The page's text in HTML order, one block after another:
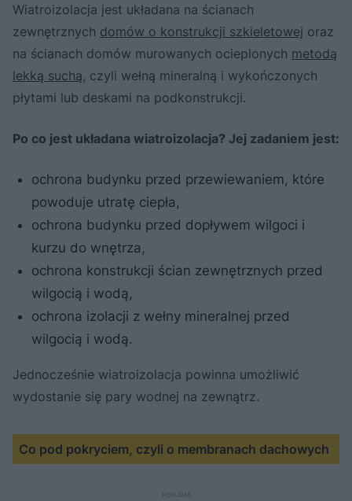
Wiatroizolacja jest układana na ścianach
zewnętrznych domów o konstrukcji szkieletowej oraz
na ścianach domów murowanych ocieplonych metodą
lekką suchą, czyli wełną mineralną i wykończonych
płytami lub deskami na podkonstrukcji.
Po co jest układana wiatroizolacja? Jej zadaniem jest:
ochrona budynku przed przewiewaniem, które
powoduje utratę ciepła,
ochrona budynku przed dopływem wilgoci i
kurzu do wnętrza,
ochrona konstrukcji ścian zewnętrznych przed
wilgocią i wodą,
ochrona izolacji z wełny mineralnej przed
wilgocią i wodą.
Jednocześnie wiatroizolacja powinna umożliwić
wydostanie się pary wodnej na zewnątrz.
Co pod pokryciem, czyli o membranach dachowych